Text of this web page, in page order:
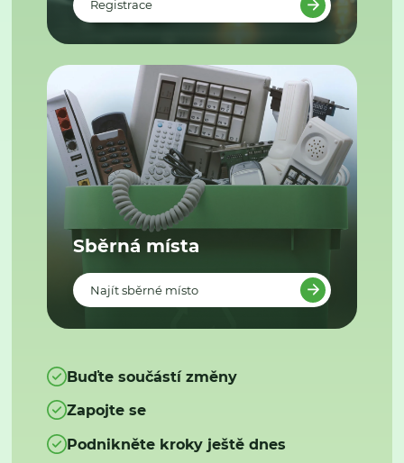
Registrace
Sběrná místa
Najít sběrné místo
Buďte součástí změny
Zapojte se
Podnikněte kroky ještě dnes